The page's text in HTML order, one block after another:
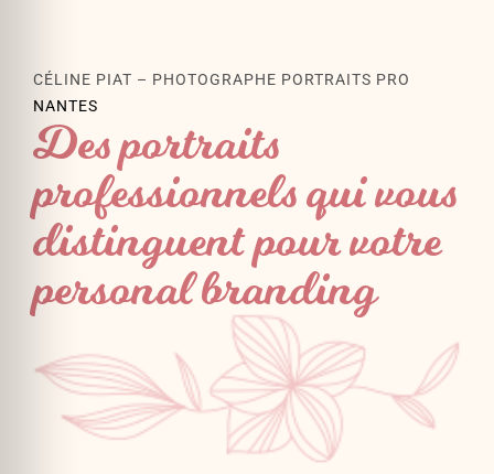
CÉLINE PIAT – PHOTOGRAPHE PORTRAITS PRO
NANTES
Des portraits
professionnels qui vous
distinguent pour votre
personal branding